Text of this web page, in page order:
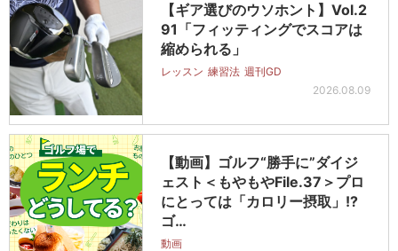
【ギア選びのウソホント】Vol.2
91「フィッティングでスコアは
縮められる」
レッスン 練習法 週刊GD
2026.08.09
【動画】ゴルフ“勝手に”ダイジ
ェスト＜もやもやFile.37＞プロ
にとっては「カロリー摂取」!?
ゴ…
動画